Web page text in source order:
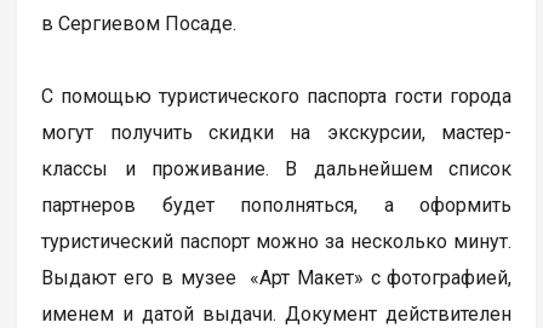
в Сергиевом Посаде.
С помощью туристического паспорта гости города
могут получить скидки на экскурсии, мастер-
классы и проживание. В дальнейшем список
партнеров будет пополняться, а оформить
туристический паспорт можно за несколько минут.
Выдают его в музее «Арт Макет» с фотографией,
именем и датой выдачи. Документ действителен